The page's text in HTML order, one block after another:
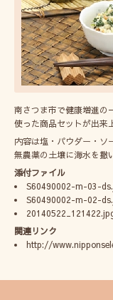
南さつま市で健康増進の
使った商品セットが出来
内容は塩・パウダー・ソ
無農薬の土壌に海水を撒
添付ファイル
S60490002-m-03-
S60490002-m-02-
関連リンク
http://